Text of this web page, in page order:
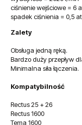
ciśnienie wejściowe = 6
spadek ciśnienia = 0,5
Zalety
Obsługa jedną ręką.
Bardzo duży przepływ
Minimalna siła łączenia.
Kompatybilność
Rectus 25 + 26
Rectus 1600
Tema 1600